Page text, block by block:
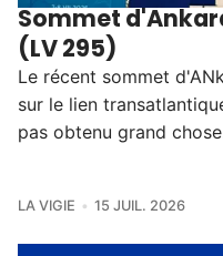
Sommet
(LV 295)
Le récent sommet
sur le lien
pas obtenu grand
LA VIGIE 15 JUIL. 2026